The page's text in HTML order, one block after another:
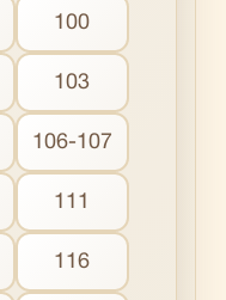
100
103
106-107
111
116